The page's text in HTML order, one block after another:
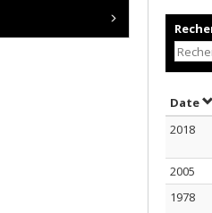
Date
2018
2005
1978